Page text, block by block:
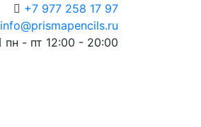
+7 977 258 17 97
info@prismapencils.ru
пн - пт 12:00 - 20:00